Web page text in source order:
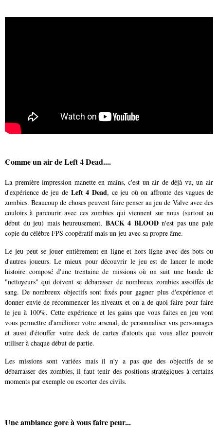
Comme un air de Left 4 Dead....
La première impression manette en mains, c'est un air de déjà vu, un air
d'expérience de jeu de Left 4 Dead, ce jeu où on affronte des vagues de
zombies. Beaucoup de choses peuvent faire penser au jeu de Valve avec des
couloirs à parcourir avec ces zombies qui viennent sur nous (surtout au
début du jeu) mais heureusement, BACK 4 BLOODn'est pas une pale
copie du célèbre FPS coopératif mais un jeu avec sa propre âme.
Le jeu peut se jouer entièrement en ligne et hors ligne avec des bots ou
d'autres joueurs. Le mieux pour découvrir le jeu est de lancer le mode
histoire composé d'une trentaine de missions où on suit une bande de
"nettoyeurs" qui doivent se débarasser de nombreux zombies assoiffés de
sang. De nombreux objectifs sont fixés pour gagner plus d'expérience et
donner envie de recommencer les niveaux et on a de quoi faire pour faire
le jeu à 100%. Cette expérience et les gains que vous faites en jeu vont
vous permettre d'améliorer votre arsenal, de personnaliser vos personnages
et aussi d'étouffer votre deck de cartes d'atouts que vous allez pouvoir
utiliser à chaque début de partie.
Les missions sont variées mais il n'y a pas que des objectifs de se
débarrasser des zombies, il faut tenir des positions stratégiques à certains
moments par exemple ou escorter des civils.
Une ambiance gore à vous faire peur...